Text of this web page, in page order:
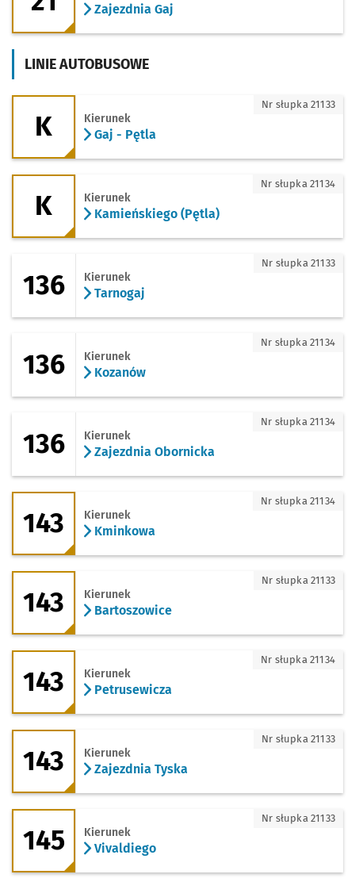
Zajezdnia Gaj
LINIE AUTOBUSOWE
K - kierunek Gaj - Pętla
K Kierunek
Gaj - Pętla
Nr słupka 21133
K - kierunek Kamieńskiego (Pętla)
K Kierunek
Kamieńskiego (Pętla)
Nr słupka 21134
136 Kierunek
Tarnogaj
Nr słupka 21133
136 Kierunek
Kozanów
Nr słupka 21134
136 - kierunek Zajezdnia Obornicka
136 Kierunek
Zajezdnia Obornicka
Nr słupka 21134
143 - kierunek Kminkowa
143 Kierunek
Kminkowa
Nr słupka 21134
143 - kierunek Bartoszowice
143 Kierunek
Bartoszowice
Nr słupka 21133
143 - kierunek Petrusewicza
143 Kierunek
Petrusewicza
Nr słupka 21134
143 - kierunek Zajezdnia Tyska
143 Kierunek
Zajezdnia Tyska
Nr słupka 21133
145 - kierunek Vivaldiego
145 Kierunek
Vivaldiego
Nr słupka 21133